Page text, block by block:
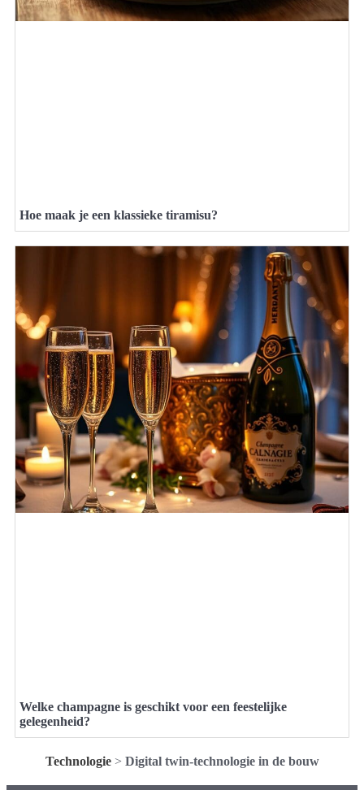
Hoe maak je een klassieke tiramisu?
Welke champagne is geschikt voor een feestelijke
gelegenheid?
Technologie> Digital twin-technologie in de bouw